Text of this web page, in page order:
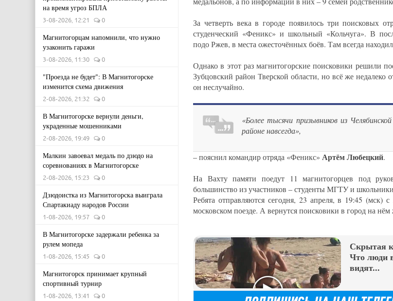
на время угроз БПЛА
3-08-2026, 12:21 0
Магнитогорцам напомнили, что нужно
узаконить гаражи
3-08-2026, 11:30 0
"Проезда не будет": В Магнитогорске
изменится схема движения
2-08-2026, 21:32 0
В Магнитогорске вернули деньги,
украденные мошенниками
2-08-2026, 19:49 0
Малкин завоевал медаль по дзюдо на
соревнованиях в Магнитогорске
2-08-2026, 15:23 0
Дзюдоистка из Магнитогорска выиграла
Спартакиаду народов России
1-08-2026, 19:57 0
В Магнитогорске задержали ребенка за
рулем мопеда
1-08-2026, 15:45 0
Магнитогорск принимает крупный
спортивный турнир
1-08-2026, 13:41 0
За четверть века в городе появилось три поисковых
студенческий «Феникс» и школьный «Кольчуга». В
подо Ржев, в места ожесточённых боёв. Там всегда
Однако в этот раз магнитогорские поисковики решили
Зубцовский район Тверской области, но всё же
он неслучайно.
«Более тысячи призывников из
районе навсегда»,
– пояснил командир отряда «Феникс» Артём Любецкий.
На Вахту памяти поедут 11 магнитогорцев под
большинство из участников – студенты МГТУ и
Ребята отправляются сегодня, 23 апреля, в 19:45 (мск)
московском поезде. А вернутся поисковики в город на
Скрытая
Что люди
видят...